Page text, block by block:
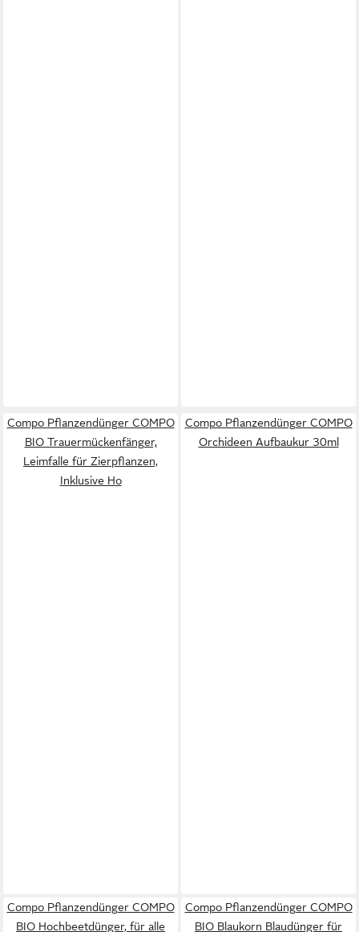
Compo Pflanzendünger COMPO
BIO Trauermückenfänger,
Leimfalle für Zierpflanzen,
Inklusive Ho
Compo Pflanzendünger COMPO
Orchideen Aufbaukur 30ml
Compo Pflanzendünger COMPO
BIO Hochbeetdünger, für alle
Compo Pflanzendünger COMPO
BIO Blaukorn Blaudünger für